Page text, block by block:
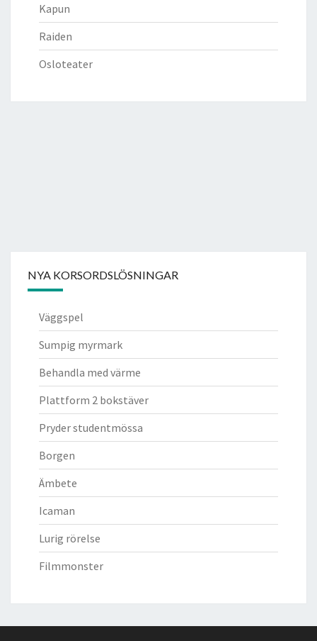
Kapun
Raiden
Osloteater
NYA KORSORDSLÖSNINGAR
Väggspel
Sumpig myrmark
Behandla med värme
Plattform 2 bokstäver
Pryder studentmössa
Borgen
Ämbete
Icaman
Lurig rörelse
Filmmonster